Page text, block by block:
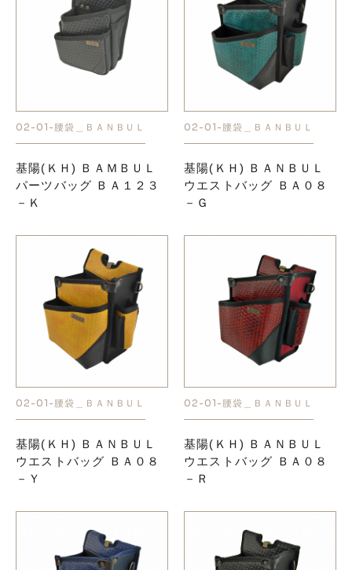
02-01-腰袋＿ＢＡＮＢＵＬ
基陽(ＫＨ) ＢＡＭＢＵＬ
パーツバッグ ＢＡ１２３
－Ｋ
02-01-腰袋＿ＢＡＮＢＵＬ
基陽(ＫＨ) ＢＡＮＢＵＬ
ウエストバッグ ＢＡ０８
－Ｇ
02-01-腰袋＿ＢＡＮＢＵＬ
基陽(ＫＨ) ＢＡＮＢＵＬ
ウエストバッグ ＢＡ０８
－Ｙ
02-01-腰袋＿ＢＡＮＢＵＬ
基陽(ＫＨ) ＢＡＮＢＵＬ
ウエストバッグ ＢＡ０８
－Ｒ